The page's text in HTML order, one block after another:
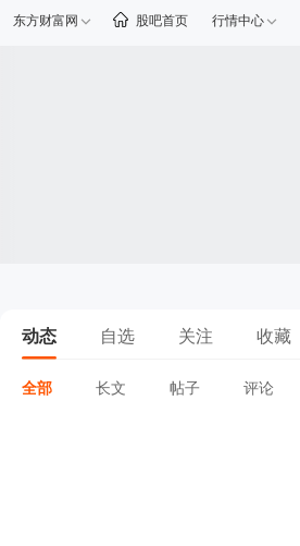
东方财富网 股吧首页 行情中心
动态 自选 关注 收藏
全部 长文 帖子 评论